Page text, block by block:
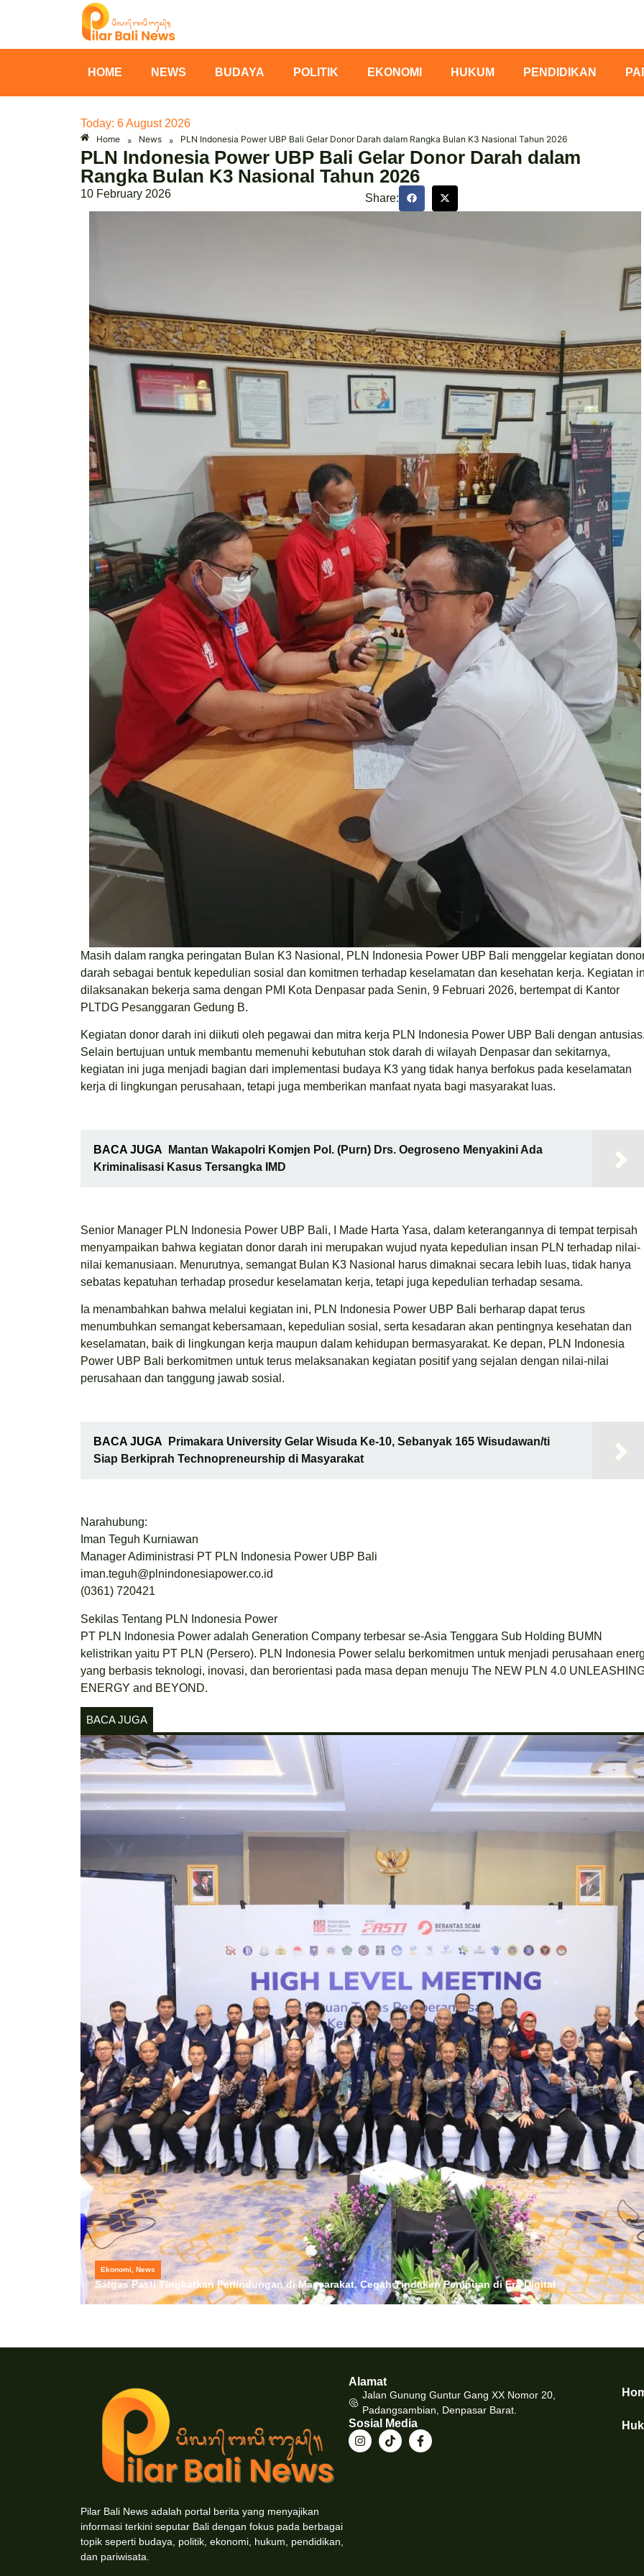
HOME NEWS BUDAYA POLITIK EKONOMI HUKUM PENDIDIKAN
Today: 6 August 2026
Home » News » PLN Indonesia Power UBP Bali Gelar Donor Darah dalam Rangka Bulan K3 Nasional Tahun 2026
PLN Indonesia Power UBP Bali Gelar Donor Darah dalam
Rangka Bulan K3 Nasional Tahun 2026
10 February 2026 Share:
Masih dalam rangka peringatan Bulan K3 Nasional, PLN Indonesia Power UBP Bali menggelar kegiatan
darah sebagai bentuk kepedulian sosial dan komitmen terhadap keselamatan dan kesehatan kerja. Kegiatan
dilaksanakan bekerja sama dengan PMI Kota Denpasar pada Senin, 9 Februari 2026, bertempat di Kantor
PLTDG Pesanggaran Gedung B.
Kegiatan donor darah ini diikuti oleh pegawai dan mitra kerja PLN Indonesia Power UBP Bali dengan
Selain bertujuan untuk membantu memenuhi kebutuhan stok darah di wilayah Denpasar dan sekitarnya,
kegiatan ini juga menjadi bagian dari implementasi budaya K3 yang tidak hanya berfokus pada keselamatan
kerja di lingkungan perusahaan, tetapi juga memberikan manfaat nyata bagi masyarakat luas.
BACA JUGA
Mantan Wakapolri Komjen Pol. (Purn) Drs. Oegroseno Menyakini Ada
Kriminalisasi Kasus Tersangka IMD
Senior Manager PLN Indonesia Power UBP Bali, I Made Harta Yasa, dalam keterangannya di tempat terpisah
menyampaikan bahwa kegiatan donor darah ini merupakan wujud nyata kepedulian insan PLN terhadap nilai-
nilai kemanusiaan. Menurutnya, semangat Bulan K3 Nasional harus dimaknai secara lebih luas, tidak hanya
sebatas kepatuhan terhadap prosedur keselamatan kerja, tetapi juga kepedulian terhadap sesama.
Ia menambahkan bahwa melalui kegiatan ini, PLN Indonesia Power UBP Bali berharap dapat terus
menumbuhkan semangat kebersamaan, kepedulian sosial, serta kesadaran akan pentingnya kesehatan dan
keselamatan, baik di lingkungan kerja maupun dalam kehidupan bermasyarakat. Ke depan, PLN Indonesia
Power UBP Bali berkomitmen untuk terus melaksanakan kegiatan positif yang sejalan dengan nilai-nilai
perusahaan dan tanggung jawab sosial.
BACA JUGA
Primakara University Gelar Wisuda Ke-10, Sebanyak 165 Wisudawan/ti
Siap Berkiprah Technopreneurship di Masyarakat
Narahubung:
Iman Teguh Kurniawan
Manager Adiministrasi PT PLN Indonesia Power UBP Bali
iman.teguh@plnindonesiapower.co.id
(0361) 720421
Sekilas Tentang PLN Indonesia Power
PT PLN Indonesia Power adalah Generation Company terbesar se-Asia Tenggara Sub Holding BUMN
kelistrikan yaitu PT PLN (Persero). PLN Indonesia Power selalu berkomitmen untuk menjadi perusahaan
yang berbasis teknologi, inovasi, dan berorientasi pada masa depan menuju The NEW PLN 4.0
ENERGY and BEYOND.
BACA JUGA
Ekonomi News
Satgas Pasti Tingkatkan Perlindungan di Masyarakat, Cegah Tindakan Penipuan di Era Digital
Pilar Bali News adalah portal berita yang menyajikan
informasi terkini seputar Bali dengan fokus pada berbagai
topik seperti budaya, politik, ekonomi, hukum, pendidikan,
dan pariwisata.
Alamat
Jalan Gunung Guntur Gang XX Nomor 20,
Padangsambian, Denpasar Barat.
Sosial Media